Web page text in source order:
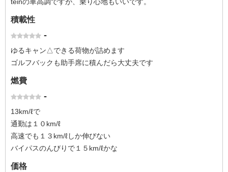
積載性
-
ゆるキャン△できる荷物が詰めます
ゴルフバックも助手席に積んだら大丈夫です
燃費
-
13km/ℓで
通勤は１０km/ℓ
高速でも１３km/ℓしか伸びない
バイパスのんびりで１５km/ℓかな
価格